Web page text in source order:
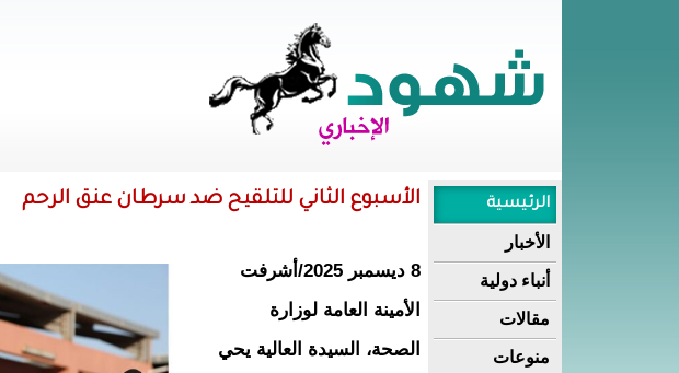
الرئيسية
الأخبار
أنباء دولية
مقالات
منوعات
الأسبوع الثاني للتلقيح ضد سرطان عنق الرحم
8 ديسمبر 2025/أشرفت
الأمينة العامة لوزارة
الصحة، السيدة العالية يحي